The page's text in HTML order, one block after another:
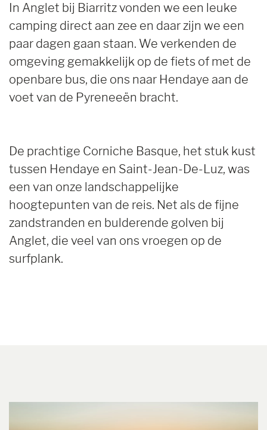
In Anglet bij Biarritz vonden we een leuke
camping direct aan zee en daar zijn we een
paar dagen gaan staan. We verkenden de
omgeving gemakkelijk op de fiets of met de
openbare bus, die ons naar Hendaye aan de
voet van de Pyreneeën bracht.
De prachtige Corniche Basque, het stuk kust
tussen Hendaye en Saint-Jean-De-Luz, was
een van onze landschappelijke
hoogtepunten van de reis. Net als de fijne
zandstranden en bulderende golven bij
Anglet, die veel van ons vroegen op de
surfplank.